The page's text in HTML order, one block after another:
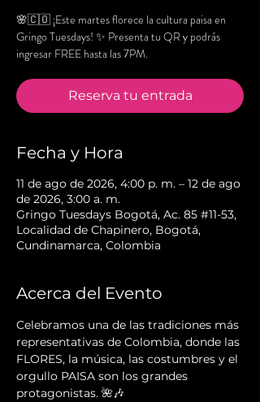
🌸🇨🇴 ¡Este martes florece la cultura paisa en
Gringo Tuesdays! ✨ Presenta tu QR y podrás
ingresar FREE hasta las 7PM.
Reserva tu entrada
Fecha y Hora
11 de ago de 2026, 4:00 p. m. – 12 de ago
de 2026, 3:00 a. m.
Gringo Tuesdays Bogotá, Ac. 85 #11-53,
Localidad de Chapinero, Bogotá,
Cundinamarca, Colombia
Acerca del Evento
Celebramos una de las tradiciones más
representativas de Colombia, donde las
FLORES, la música, las costumbres y el
orgullo PAISA son los grandes
protagonistas. 🌺🎶